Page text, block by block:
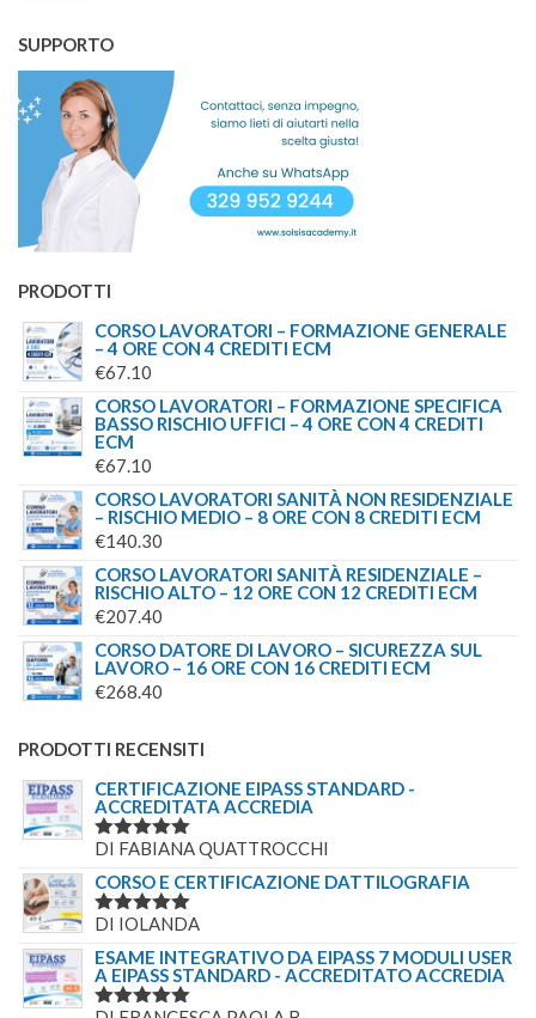
SUPPORTO
PRODOTTI
CORSO LAVORATORI – FORMAZIONE GENERALE
– 4 ORE CON 4 CREDITI ECM
€67.10
CORSO LAVORATORI – FORMAZIONE SPECIFICA
BASSO RISCHIO UFFICI – 4 ORE CON 4 CREDITI
ECM
€67.10
CORSO LAVORATORI SANITÀ NON RESIDENZIALE
– RISCHIO MEDIO – 8 ORE CON 8 CREDITI ECM
€140.30
CORSO LAVORATORI SANITÀ RESIDENZIALE –
RISCHIO ALTO – 12 ORE CON 12 CREDITI ECM
€207.40
CORSO DATORE DI LAVORO – SICUREZZA SUL
LAVORO – 16 ORE CON 16 CREDITI ECM
€268.40
PRODOTTI RECENSITI
CERTIFICAZIONE EIPASS STANDARD -
ACCREDITATA ACCREDIA
VALUTATO
DI FABIANA QUATTROCCHI
CORSO E CERTIFICAZIONE DATTILOGRAFIA
VALUTATO
DI IOLANDA
ESAME INTEGRATIVO DA EIPASS 7 MODULI USER
A EIPASS STANDARD - ACCREDITATO ACCREDIA